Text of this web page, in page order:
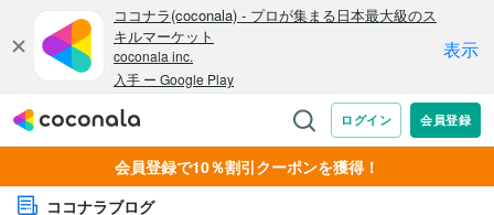
会員登録で10％割引クーポンを獲得！
ココナラブログ